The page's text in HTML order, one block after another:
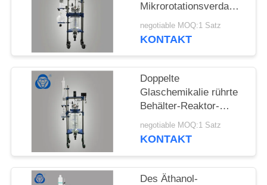
DATENSCHUTZRICHTLINIE
Mikrorotationsverdampfer-
explosionssicherer
Entwurf
negotiable MOQ:1 Satz
KONTAKT
Doppelte
Glaschemikalie rührte
Behälter-Reaktor-
Zyklus-Heizungs-
abkühlende Reaktion
negotiable MOQ:1 Satz
KONTAKT
Des Äthanol-